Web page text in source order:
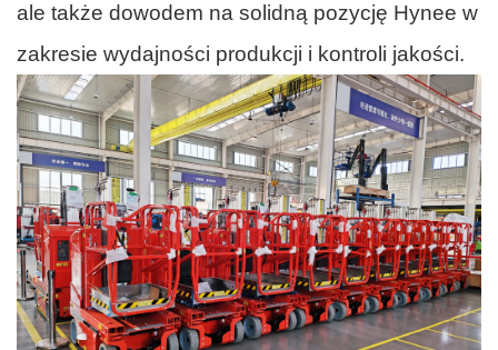
ale także dowodem na solidną pozycję Hynee w
zakresie wydajności produkcji i kontroli jakości.